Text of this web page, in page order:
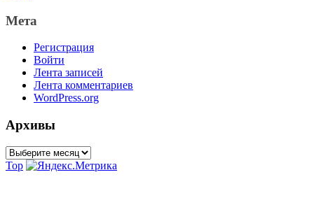
Мета
Регистрация
Войти
Лента записей
Лента комментариев
WordPress.org
Архивы
Архивы
Top